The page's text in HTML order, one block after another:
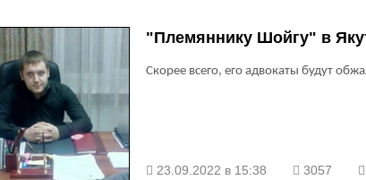
"Племяннику Шойгу" в
Скорее всего, его адвокаты будут
23.09.2022 в 15:38 3057